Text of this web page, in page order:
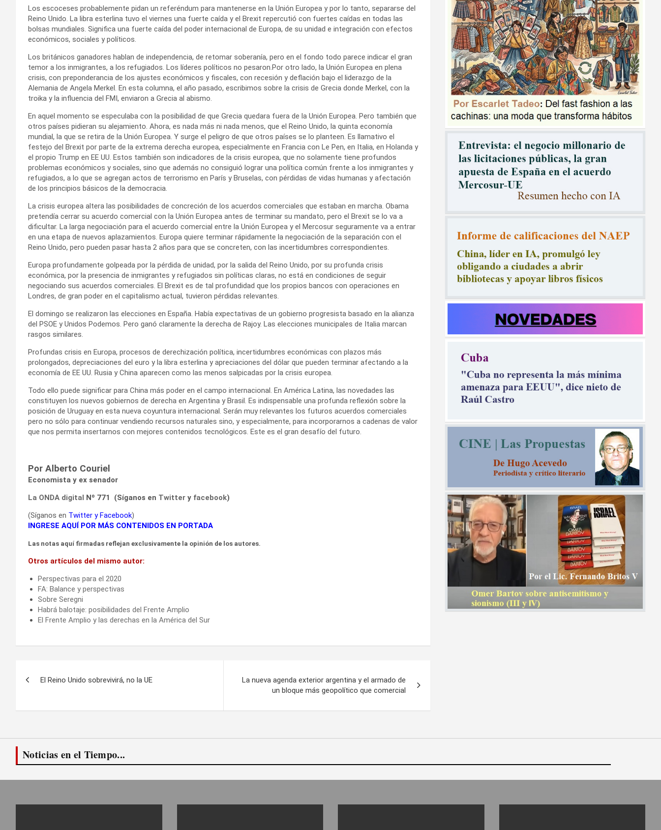
Los escoceses probablemente pidan un referéndum para mantenerse en la Unión Europea y por lo tanto, separarse del
Reino Unido. La libra esterlina tuvo el viernes una fuerte caída y el Brexit repercutió con fuertes caídas en todas las
bolsas mundiales. Significa una fuerte caída del poder internacional de Europa, de su unidad e integración con efectos
económicos, sociales y políticos.
Los británicos ganadores hablan de independencia, de retomar soberanía, pero en el fondo todo parece indicar el gran
temor a los inmigrantes, a los refugiados. Los líderes políticos no pesaron.Por otro lado, la Unión Europea en plena
crisis, con preponderancia de los ajustes económicos y fiscales, con recesión y deflación bajo el liderazgo de la
Alemania de Angela Merkel. En esta columna, el año pasado, escribimos sobre la crisis de Grecia donde Merkel, con la
troika y la influencia del FMI, enviaron a Grecia al abismo.
En aquel momento se especulaba con la posibilidad de que Grecia quedara fuera de la Unión Europea. Pero también que
otros países pidieran su alejamiento. Ahora, es nada más ni nada menos, que el Reino Unido, la quinta economía
mundial, la que se retira de la Unión Europea. Y surge el peligro de que otros países se lo planteen. Es llamativo el
festejo del Brexit por parte de la extrema derecha europea, especialmente en Francia con Le Pen, en Italia, en Holanda y
el propio Trump en EE UU. Estos también son indicadores de la crisis europea, que no solamente tiene profundos
problemas económicos y sociales, sino que además no consiguió lograr una política común frente a los inmigrantes y
refugiados, a lo que se agregan actos de terrorismo en París y Bruselas, con pérdidas de vidas humanas y afectación
de los principios básicos de la democracia.
La crisis europea altera las posibilidades de concreción de los acuerdos comerciales que estaban en marcha. Obama
pretendía cerrar su acuerdo comercial con la Unión Europea antes de terminar su mandato, pero el Brexit se lo va a
dificultar. La larga negociación para el acuerdo comercial entre la Unión Europea y el Mercosur seguramente va a entrar
en una etapa de nuevos aplazamientos. Europa quiere terminar rápidamente la negociación de la separación con el
Reino Unido, pero pueden pasar hasta 2 años para que se concreten, con las incertidumbres correspondientes.
Europa profundamente golpeada por la pérdida de unidad, por la salida del Reino Unido, por su profunda crisis
económica, por la presencia de inmigrantes y refugiados sin políticas claras, no está en condiciones de seguir
negociando sus acuerdos comerciales. El Brexit es de tal profundidad que los propios bancos con operaciones en
Londres, de gran poder en el capitalismo actual, tuvieron pérdidas relevantes.
El domingo se realizaron las elecciones en España. Había expectativas de un gobierno progresista basado en la alianza
del PSOE y Unidos Podemos. Pero ganó claramente la derecha de Rajoy. Las elecciones municipales de Italia marcan
rasgos similares.
Profundas crisis en Europa, procesos de derechización política, incertidumbres económicas con plazos más
prolongados, depreciaciones del euro y la libra esterlina y apreciaciones del dólar que pueden terminar afectando a la
economía de EE UU. Rusia y China aparecen como las menos salpicadas por la crisis europea.
Todo ello puede significar para China más poder en el campo internacional. En América Latina, las novedades las
constituyen los nuevos gobiernos de derecha en Argentina y Brasil. Es indispensable una profunda reflexión sobre la
posición de Uruguay en esta nueva coyuntura internacional. Serán muy relevantes los futuros acuerdos comerciales
pero no sólo para continuar vendiendo recursos naturales sino, y especialmente, para incorporarnos a cadenas de valor
que nos permita insertarnos con mejores contenidos tecnológicos. Este es el gran desafío del futuro.
Por Alberto Couriel
Economista y ex senador
La ONDA digital Nº 771 (Síganos en Twitter y facebook)
(Síganos en Twitter yFacebook)
INGRESE AQUÍ POR MÁS CONTENIDOS EN PORTADA
Las notas aquí firmadas reflejan exclusivamente la opinión de los autores.
Otros artículos del mismo autor:
Perspectivas para el 2020
FA: Balance y perspectivas
Sobre Seregni
Habrá balotaje: posibilidades del Frente Amplio
El Frente Amplio y las derechas en la América del Sur
entradas
El Reino Unido sobrevivirá, no la UE
La nueva agenda exterior argentina y el armado de
un bloque más geopolítico que comercial
Noticias en el Tiempo...